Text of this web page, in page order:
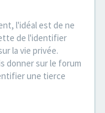
l'idéal est de ne
de l'identifier
la vie privée.
donner sur le forum
une tierce